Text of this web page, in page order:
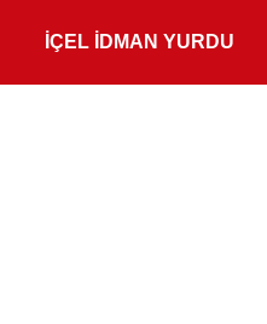
İÇEL İDMAN YURDU